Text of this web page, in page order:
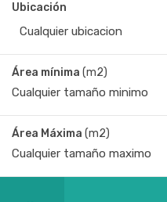
Ubicación
Cualquier ubicacion
Área mínima (m2)
Área Máxima (m2)